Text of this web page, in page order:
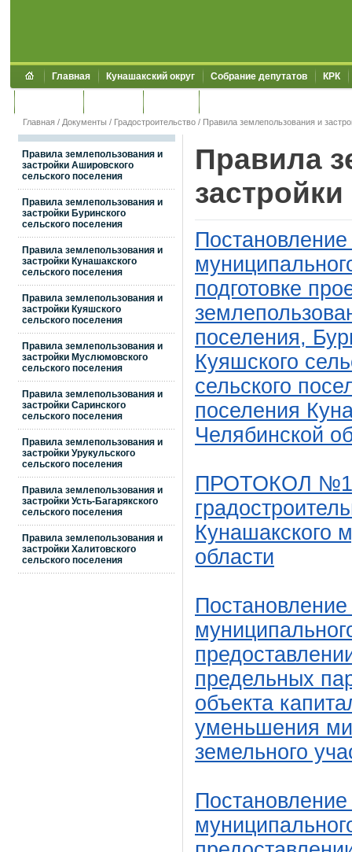
Главная Кунашакский округ Собрание депутатов КРК
Главная / Документы / Градостроительство / Правила землепользования и
Правила землепользования и
застройки Ашировского
сельского поселения
Правила землепользования и
застройки Буринского
сельского поселения
Правила землепользования и
застройки Кунашакского
сельского поселения
Правила землепользования и
застройки Куяшского
сельского поселения
Правила землепользования и
застройки Муслюмовского
сельского поселения
Правила землепользования и
застройки Саринского
сельского поселения
Правила землепользования и
застройки Урукульского
сельского поселения
Правила землепользования и
застройки Усть-Багарякского
сельского поселения
Правила землепользования и
застройки Халитовского
сельского поселения
Правила
застройки
подготовке
поселения,
Куяшского
сельского
поселения
Челябинской
ПРОТОКОЛ №1
Кунашакского
области
предельных
объекта
уменьшения
земельного